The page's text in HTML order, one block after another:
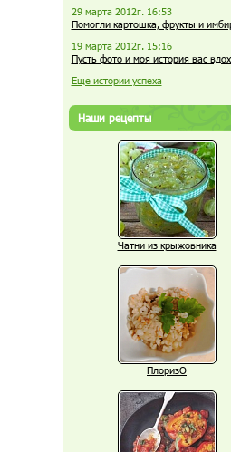
29 марта 2012г. 16:53
Помогли картошка, фрукты и
19 марта 2012г. 15:16
Пусть фото и моя история вас
Еще истории успеха
Наши рецепты
Чатни из крыжовника
ПлоризО